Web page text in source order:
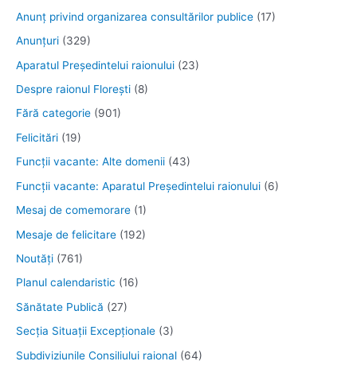
Anunţ privind organizarea consultărilor publice (17)
Anunţuri (329)
Aparatul Preşedintelui raionului (23)
Despre raionul Floreşti (8)
Fără categorie (901)
Felicitări (19)
Funcţii vacante: Alte domenii (43)
Funcții vacante: Aparatul Președintelui raionului (6)
Mesaj de comemorare (1)
Mesaje de felicitare (192)
Noutăţi (761)
Planul calendaristic (16)
Sănătate Publică (27)
Secția Situații Excepționale (3)
Subdiviziunile Consiliului raional (64)